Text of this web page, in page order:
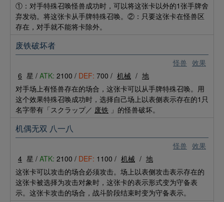
①：对手特殊召唤怪兽成功时，可以将这张卡以外的1张手牌舍
弃发动。将这张卡从手牌特殊召唤。②：只要这张卡在怪兽区
存在，对手就不能将卡除外。
怪兽 效果
废铁破坏者
6 星 / ATK: 2100 / DEF: 700 / 机械 / 地
对手场上有怪兽存在的场合，这张卡可以从手牌特殊召唤。用
这个效果特殊召唤成功时，选择自己场上以表侧表示存在的1只
名字带有「スクラップ／ 废铁 」的怪兽破坏。
怪兽 效果
机偶无双 八一八
4 星 / ATK: 2100 / DEF: 1100 / 机械 / 地
这张卡可以攻击的场合必须攻击。场上以表侧攻击表示存在的
这张卡被选择为攻击对象时，这张卡的表示形式变为守备表
示。这张卡攻击的场合，战斗阶段结束时变为守备表示。